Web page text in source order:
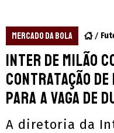
MERCADO DA BOLA
Inter de Milão
contratação de
para a vaga de
A diretoria da